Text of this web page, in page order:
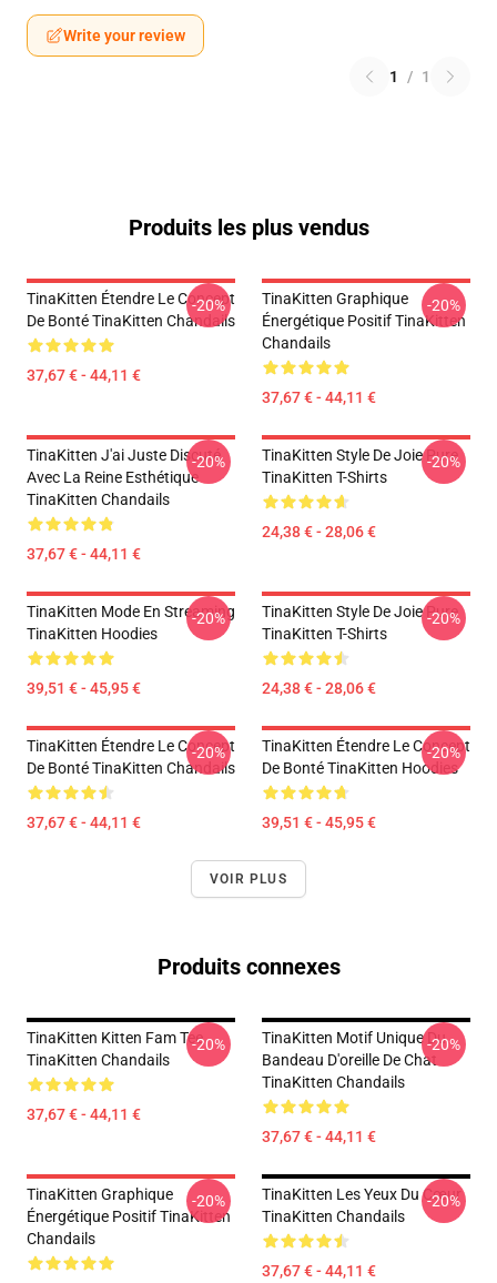
Write your review
1 / 1
Produits les plus vendus
TinaKitten Étendre Le Concept
De Bonté TinaKitten Chandails
37,67 € - 44,11 €
-20%
TinaKitten Graphique
Énergétique Positif TinaKitten
Chandails
37,67 € - 44,11 €
-20%
TinaKitten J'ai Juste Discuté
Avec La Reine Esthétique
TinaKitten Chandails
37,67 € - 44,11 €
-20%
TinaKitten Style De Joie Pure
TinaKitten T-Shirts
24,38 € - 28,06 €
-20%
TinaKitten Mode En Streaming
TinaKitten Hoodies
39,51 € - 45,95 €
-20%
TinaKitten Style De Joie Pure
TinaKitten T-Shirts
24,38 € - 28,06 €
-20%
TinaKitten Étendre Le Concept
De Bonté TinaKitten Chandails
37,67 € - 44,11 €
-20%
TinaKitten Étendre Le Concept
De Bonté TinaKitten Hoodies
39,51 € - 45,95 €
-20%
VOIR PLUS
Produits connexes
TinaKitten Kitten Fam Tee
TinaKitten Chandails
37,67 € - 44,11 €
-20%
TinaKitten Motif Unique Du
Bandeau D'oreille De Chat
TinaKitten Chandails
37,67 € - 44,11 €
-20%
TinaKitten Graphique
Énergétique Positif TinaKitten
Chandails
-20%
TinaKitten Les Yeux Du Cœur
TinaKitten Chandails
37,67 € - 44,11 €
-20%